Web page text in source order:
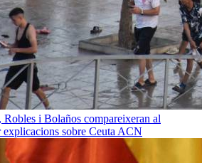
Robles i Bolaños compareixeran al
sobre Ceuta ACN